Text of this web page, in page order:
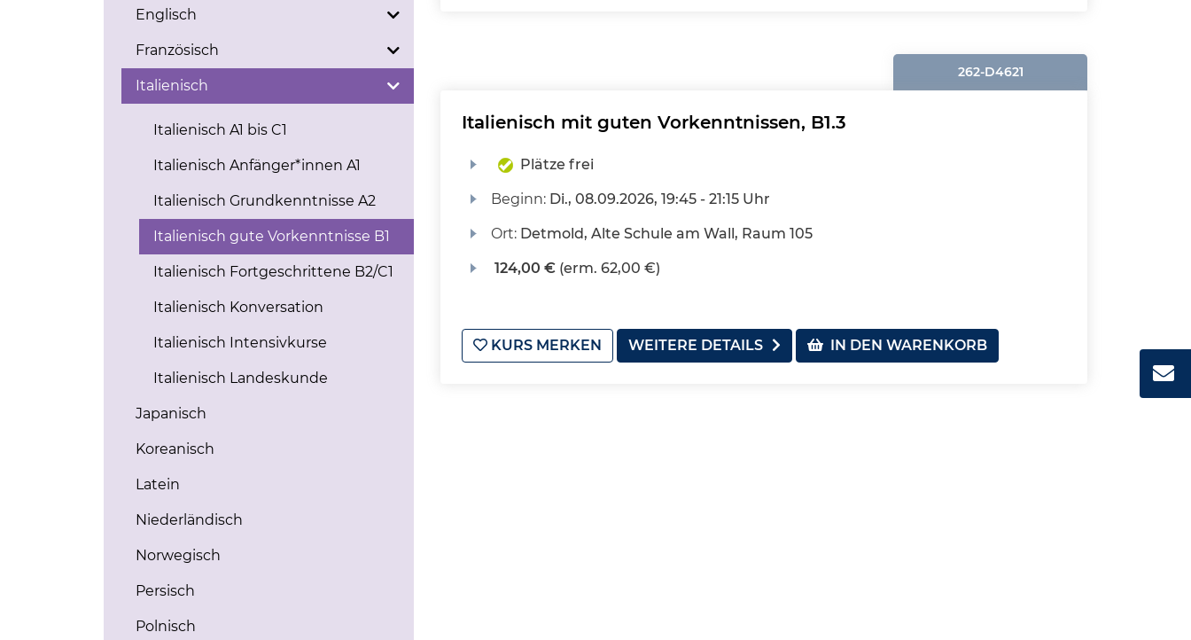
Englisch
Französisch
Italienisch
Italienisch A1 bis C1
Italienisch Anfänger*innen A1
Italienisch Grundkenntnisse A2
Italienisch gute Vorkenntnisse B1
Italienisch Fortgeschrittene B2/C1
Italienisch Konversation
Italienisch Intensivkurse
Italienisch Landeskunde
Japanisch
Koreanisch
Latein
Niederländisch
Norwegisch
Persisch
Polnisch
262-D4621
Italienisch mit guten Vorkenntnissen, B1.3
Plätze frei
Beginn: Di., 08.09.2026, 19:45 - 21:15 Uhr
Ort: Detmold, Alte Schule am Wall, Raum 105
124,00 €(erm. 62,00 €)
KURS MERKEN WEITERE DETAILS IN DEN WARENKORB